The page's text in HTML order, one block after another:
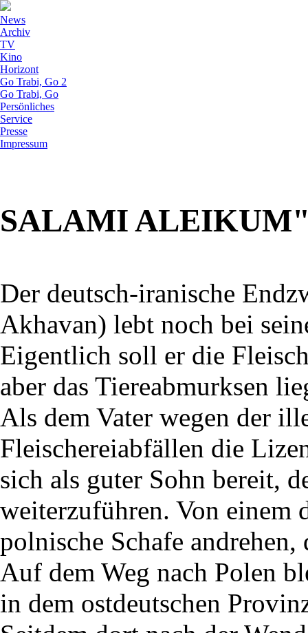
News
Archiv
TV
Kino
Horizont
Go Trabi, Go 2
Go Trabi, Go
Persönliches
Service
Presse
Impressum
SALAMI ALEIKUM"
Der deutsch-iranische
Akhavan) lebt noch bei
Eigentlich soll er die
aber das Tiereabmurksen
Als dem Vater wegen der
Fleischereiabfällen die
sich als guter Sohn bereit,
weiterzuführen. Von einem
polnische Schafe andrehen,
Auf dem Weg nach Polen
in dem ostdeutschen